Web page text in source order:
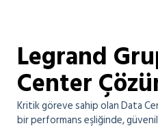
Legrand
Center
Kritik göreve sahip olan Data
bir performans eşliğinde,